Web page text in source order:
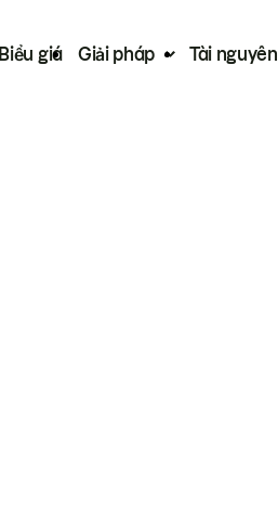
Biểu giá Giải pháp Tài nguyên